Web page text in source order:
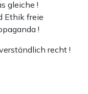
gleiche !
Ethik freie
!
recht !